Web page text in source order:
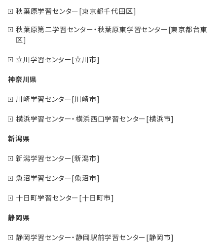
秋葉原学習センター[東京都千代田区]
秋葉原第二学習センター・秋葉原東学習センター[東京都台東
区]
立川学習センター[立川市]
神奈川県
川崎学習センター[川崎市]
横浜学習センター・横浜西口学習センター[横浜市]
新潟県
新潟学習センター[新潟市]
魚沼学習センター[魚沼市]
十日町学習センター[十日町市]
静岡県
静岡学習センター・静岡駅前学習センター[静岡市]